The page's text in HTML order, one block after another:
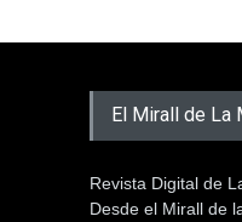
El Mirall de La
Revista Digital de
Desde el Mirall de